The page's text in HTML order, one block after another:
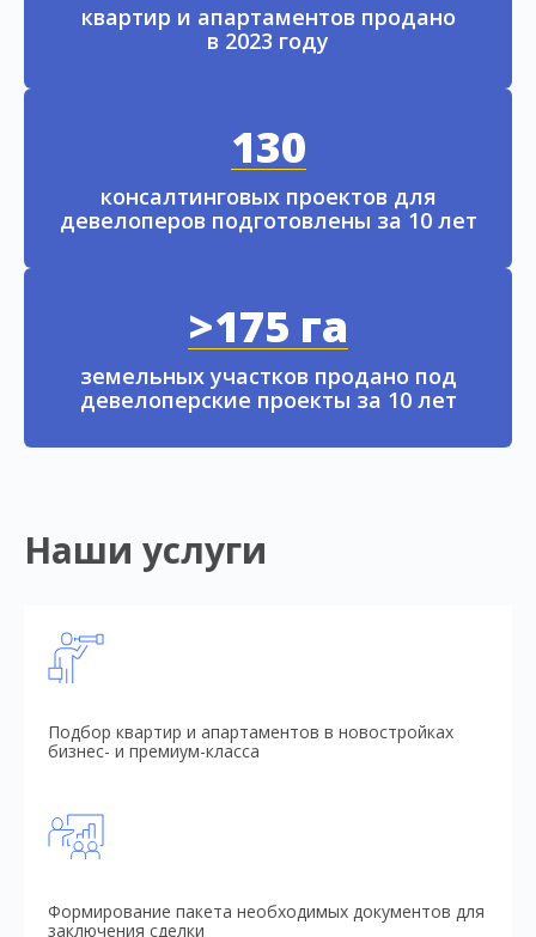
квартир и апартаментов продано
в 2023 году
130
консалтинговых проектов для
девелоперов подготовлены за 10 лет
>175 га
земельных участков продано под
девелоперские проекты за 10 лет
Наши услуги
Подбор квартир и апартаментов в новостройках
бизнес- и премиум-класса
Формирование пакета необходимых документов для
заключения сделки